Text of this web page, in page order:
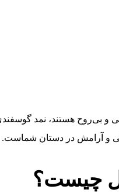
و آرامش در دستان شماست.
چیست؟